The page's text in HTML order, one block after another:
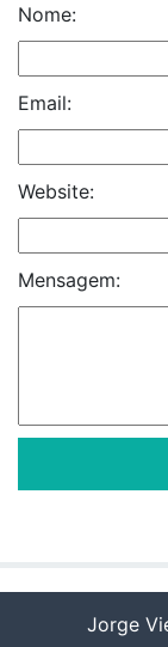
Nome:
Email:
Website:
Mensagem:
Jorge